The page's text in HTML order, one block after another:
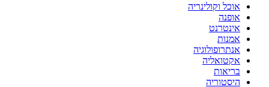
אוכל וקולינריה
אופנה
אינטרנט
אמנות
אנתרופולוגיה
אקטואליה
בריאות
היסטוריה